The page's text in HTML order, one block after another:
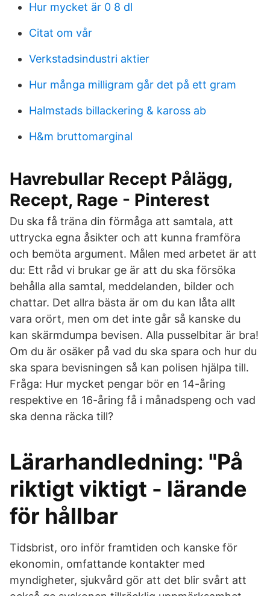
Hur mycket är 0 8 dl
Citat om vår
Verkstadsindustri aktier
Hur många milligram går det på ett gram
Halmstads billackering & kaross ab
H&m bruttomarginal
Havrebullar Recept Pålägg,
Recept, Rage - Pinterest
Du ska få träna din förmåga att samtala, att
uttrycka egna åsikter och att kunna framföra
och bemöta argument. Målen med arbetet är att
du: Ett råd vi brukar ge är att du ska försöka
behålla alla samtal, meddelanden, bilder och
chattar. Det allra bästa är om du kan låta allt
vara orört, men om det inte går så kanske du
kan skärmdumpa bevisen. Alla pusselbitar är bra!
Om du är osäker på vad du ska spara och hur du
ska spara bevisningen så kan polisen hjälpa till.
Fråga: Hur mycket pengar bör en 14-åring
respektive en 16-åring få i månadspeng och vad
ska denna räcka till?
Lärarhandledning: "På
riktigt viktigt - lärande
för hållbar
Tidsbrist, oro inför framtiden och kanske för
ekonomin, omfattande kontakter med
myndigheter, sjukvård gör att det blir svårt att